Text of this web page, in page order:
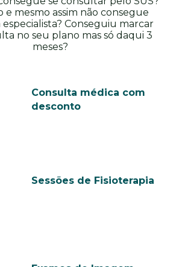
e mesmo assim não consegue
Conseguiu marcar
no seu plano mas só daqui 3
meses?
Consulta médica com
desconto
Sessões de Fisioterapia